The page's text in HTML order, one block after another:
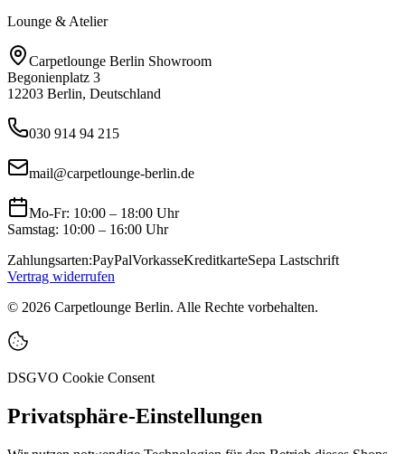
Lounge & Atelier
Carpetlounge Berlin Showroom
Begonienplatz 3
12203 Berlin, Deutschland
030 914 94 215
mail@carpetlounge-berlin.de
Mo-Fr: 10:00 – 18:00 Uhr
Samstag: 10:00 – 16:00 Uhr
Zahlungsarten:PayPalVorkasseKreditkarteSepa Lastschrift
Vertrag widerrufen
© 2026 Carpetlounge Berlin. Alle Rechte vorbehalten.
DSGVO Cookie Consent
Privatsphäre-Einstellungen